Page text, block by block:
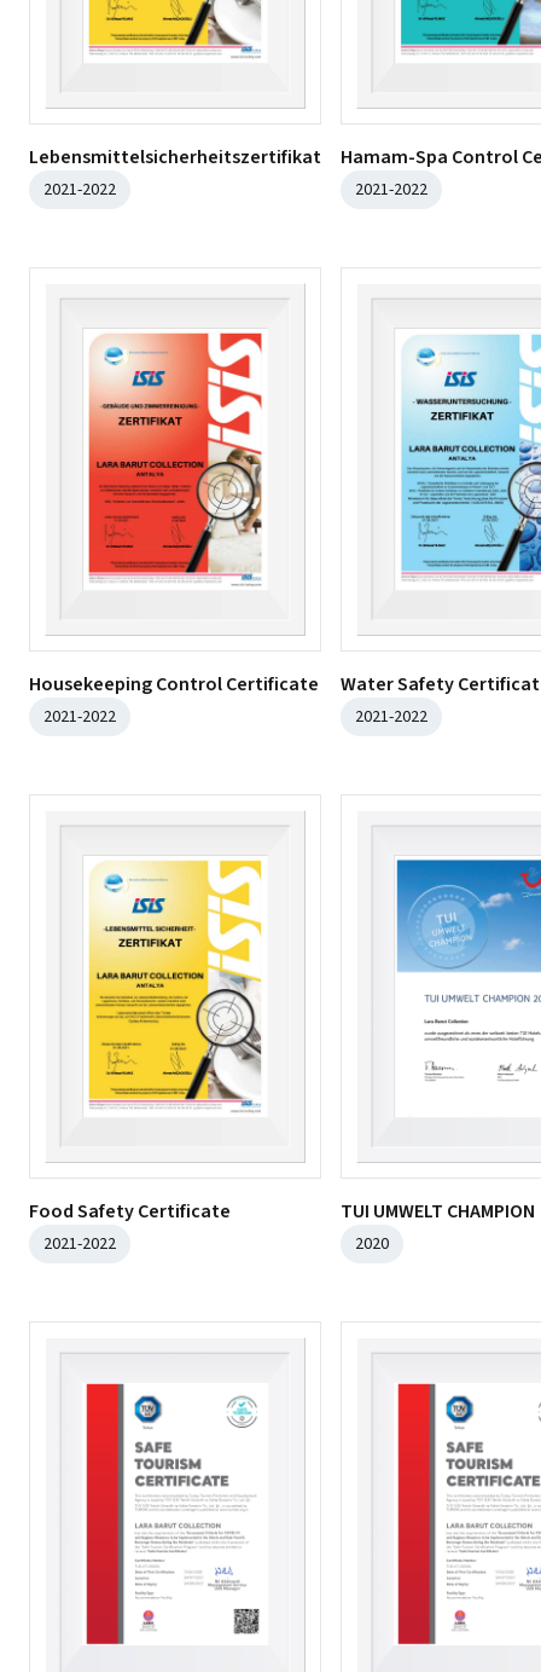
Lebensmittelsicherheitszertifikat
2021-2022
Hamam-Spa Control
2021-2022
Housekeeping Control Certificate
2021-2022
Water Safety
2021-2022
Food Safety Certificate
2021-2022
TUI UMWELT CHAMPION
2020